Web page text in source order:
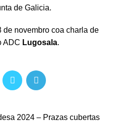
de Galicia.
de novembro coa charla de
ADC Lugosala.
2024 – Prazas cubertas